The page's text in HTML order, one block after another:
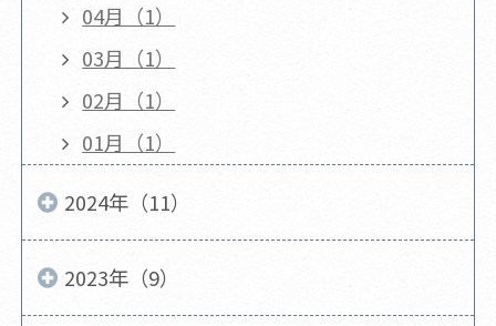
04月（1）
03月（1）
02月（1）
01月（1）
2024年（11）
2023年（9）